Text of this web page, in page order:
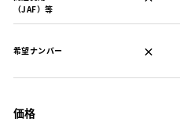
（JAF）等
希望ナンバー ×
価格